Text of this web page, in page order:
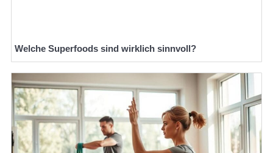
Welche Superfoods sind wirklich sinnvoll?